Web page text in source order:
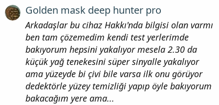
Golden mask deep hunter pro
Arkadaşlar bu cihaz Hakkı'nda bilgisi olan varmı
ben tam çözemedim kendi test yerlerimde
bakıyorum hepsini yakalıyor mesela 2.30 da
küçük yağ tenekesini süper sinyalle yakalıyor
ama yüzeyde bi çivi bile varsa ilk onu görüyor
dedektörle yüzey temizliği yapıp öyle bakıyorum
bakacağım yere ama...